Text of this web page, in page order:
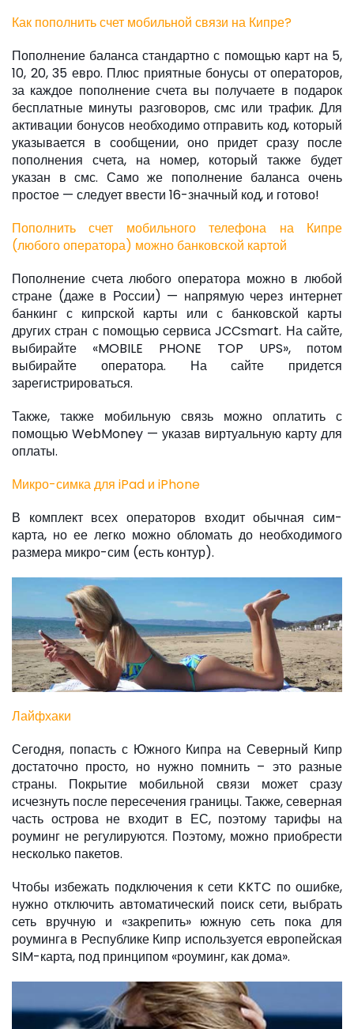
Как пополнить счет мобильной связи на Кипре?
Пополнение баланса стандартно с помощью карт на 5,
10, 20, 35 евро. Плюс приятные бонусы от операторов,
за каждое пополнение счета вы получаете в подарок
бесплатные минуты разговоров, смс или трафик. Для
активации бонусов необходимо отправить код, который
указывается в сообщении, оно придет сразу после
пополнения счета, на номер, который также будет
указан в смс. Само же пополнение баланса очень
простое — следует ввести 16-значный код, и готово!
Пополнить счет мобильного телефона на Кипре
(любого оператора) можно банковской картой
Пополнение счета любого оператора можно в любой
стране (даже в России) — напрямую через интернет
банкинг с кипрской карты или с банковской карты
других стран с помощью сервиса JCCsmart. На сайте,
выбирайте «MOBILE PHONE TOP UPS», потом
выбирайте оператора. На сайте придется
зарегистрироваться.
Также, также мобильную связь можно оплатить с
помощью WebMoney — указав виртуальную карту для
оплаты.
Микро-симка для iPad и iPhone
В комплект всех операторов входит обычная сим-
карта, но ее легко можно обломать до необходимого
размера микро-сим (есть контур).
Лайфхаки
Сегодня, попасть с Южного Кипра на Северный Кипр
достаточно просто, но нужно помнить – это разные
страны. Покрытие мобильной связи может сразу
исчезнуть после пересечения границы. Также, северная
часть острова не входит в ЕС, поэтому тарифы на
роуминг не регулируются. Поэтому, можно приобрести
несколько пакетов.
Чтобы избежать подключения к сети KKTC по ошибке,
нужно отключить автоматический поиск сети, выбрать
сеть вручную и «закрепить» южную сеть пока для
роуминга в Республике Кипр используется европейская
SIM-карта, под принципом «роуминг, как дома».